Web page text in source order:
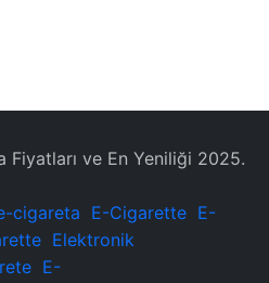
ve En Yeniliği 2025.
cigareta E-Cigarette E-
Elektronik
E-